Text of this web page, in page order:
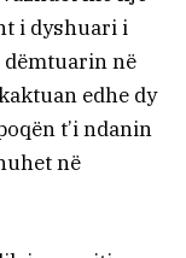
i dyshuari i
në
edhe dy
t’i ndanin
në